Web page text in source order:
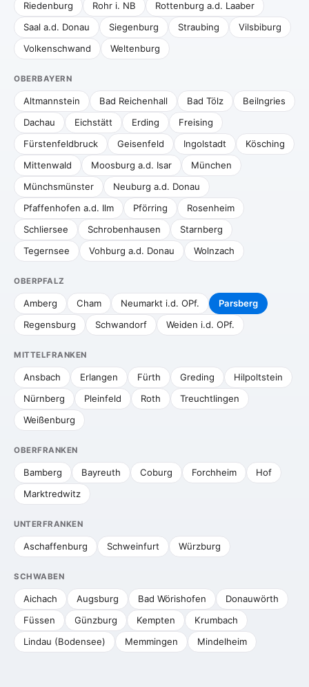
Riedenburg
Rohr i. NB
Rottenburg a.d. Laaber
Saal a.d. Donau
Siegenburg Straubing
Vilsbiburg
Volkenschwand
Weltenburg
OBERBAYERN
Altmannstein Bad Reichenhall Bad Tölz
Beilngries
Dachau
Eichstätt Erding
Freising
Fürstenfeldbruck
Geisenfeld Ingolstadt
Kösching
Mittenwald
Moosburg a.d. Isar
München
Münchsmünster
Neuburg a.d. Donau
Pfaffenhofen a.d. Ilm
Pförring
Rosenheim
Schliersee
Schrobenhausen
Starnberg
Tegernsee
Vohburg a.d. Donau Wolnzach
OBERPFALZ
Amberg Cham Neumarkt i.d. OPf.
Parsberg
Regensburg
Schwandorf Weiden i.d. OPf.
MITTELFRANKEN
Ansbach Erlangen Fürth Greding
Hilpoltstein
Nürnberg
Pleinfeld Roth
Treuchtlingen
Weißenburg
OBERFRANKEN
Bamberg Bayreuth Coburg Forchheim
Hof
Marktredwitz
UNTERFRANKEN
Aschaffenburg Schweinfurt Würzburg
SCHWABEN
Aichach Augsburg Bad Wörishofen
Donauwörth
Füssen
Günzburg Kempten
Krumbach
Lindau (Bodensee)
Memmingen Mindelheim